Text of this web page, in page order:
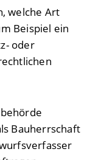
welche Art
Beispiel ein
oder
Bauherrschaft